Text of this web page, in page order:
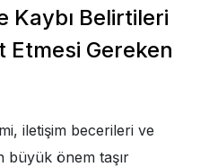
Kaybı Belirtileri
Etmesi Gereken
iletişim becerileri ve
büyük önem taşır